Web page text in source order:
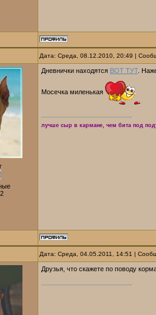
Дата: Среда, 08.12.2010, 20:49 |
Дневнички находятся ВОТ ТУТ.
Мосечка миленькая
лучше сыр в кармане, чем бита под
Дата: Среда, 04.05.2011, 14:51 |
Друзья, что скажете по поводу